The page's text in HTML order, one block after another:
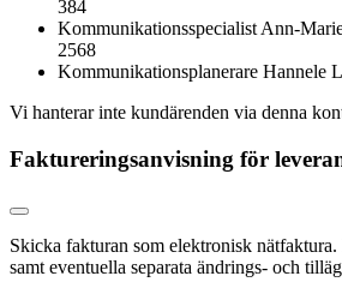
384
Kommunikationsspecialist Ann-
2568
Kommunikationsplanerare Hannele
Vi hanterar inte kundärenden via denna
Faktureringsanvisning för
Skicka fakturan som elektronisk
samt eventuella separata ändrings- och